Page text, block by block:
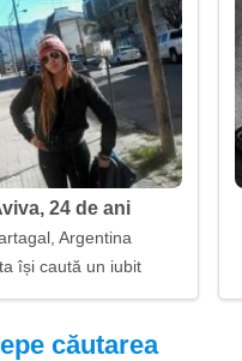
reciprocă
24 de ani
Argentina
își caută un iubit
căutarea